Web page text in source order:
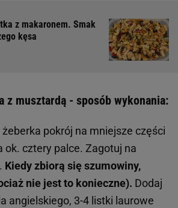
z makaronem. Smak
kęsa
z musztardą - sposób wykonania:
pokrój na mniejsze części
ok. cztery palce. Zagotuj na
Kiedy zbiorą się szumowiny,
nie jest to konieczne). Dodaj
angielskiego, 3-4 listki laurowe